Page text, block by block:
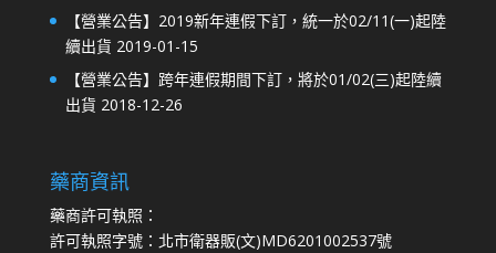
【營業公告】2019新年連假下訂，統一於02/11(一)起陸
續出貨 2019-01-15
【營業公告】跨年連假期間下訂，將於01/02(三)起陸續
出貨 2018-12-26
藥商資訊
藥商許可執照：
許可執照字號：北市衛器販(文)MD6201002537號